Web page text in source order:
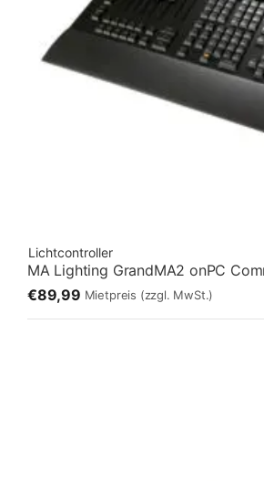
Lichtcontroller
MA Lighting GrandMA2 onPC
€89,99 Mietpreis (zzgl. MwSt.)